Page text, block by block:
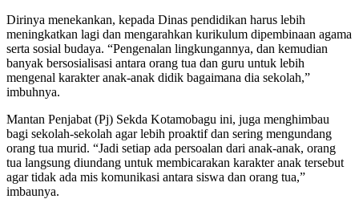
Dirinya menekankan, kepada Dinas pendidikan harus lebih
meningkatkan lagi dan mengarahkan kurikulum dipembinaan agama
serta sosial budaya. “Pengenalan lingkungannya, dan kemudian
banyak bersosialisasi antara orang tua dan guru untuk lebih
mengenal karakter anak-anak didik bagaimana dia sekolah,”
imbuhnya.
Mantan Penjabat (Pj) Sekda Kotamobagu ini, juga menghimbau
bagi sekolah-sekolah agar lebih proaktif dan sering mengundang
orang tua murid. “Jadi setiap ada persoalan dari anak-anak, orang
tua langsung diundang untuk membicarakan karakter anak tersebut
agar tidak ada mis komunikasi antara siswa dan orang tua,”
imbaunya.